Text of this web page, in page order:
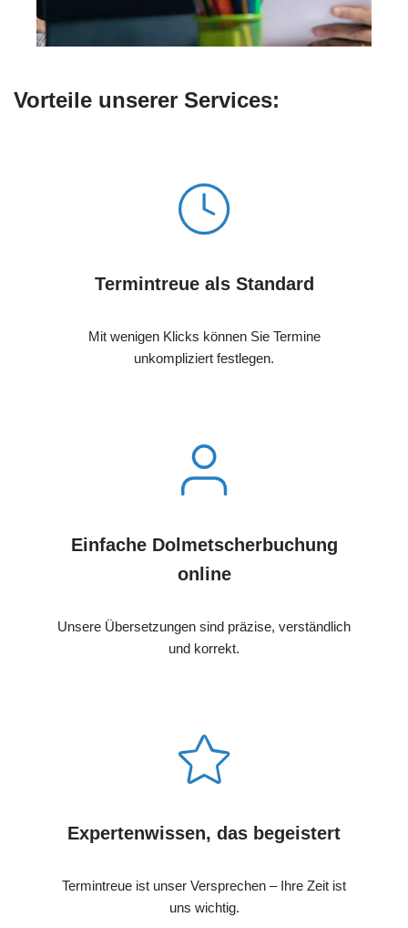
Vorteile unserer Services:
Termintreue als Standard
Mit wenigen Klicks können Sie Termine
unkompliziert festlegen.
Einfache Dolmetscherbuchung
online
Unsere Übersetzungen sind präzise, verständlich
und korrekt.
Expertenwissen, das begeistert
Termintreue ist unser Versprechen – Ihre Zeit ist
uns wichtig.